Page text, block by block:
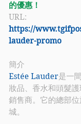
的優惠！
URL:
https://
lauder-promo
簡介
Estée Lauder是一
妝品、香水和頭髮
銷售商。它的總部
城。